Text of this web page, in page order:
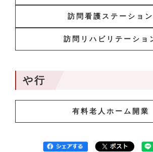
訪問看護ステーション
訪問リハビリテーショ
や行
有料老人ホーム開業